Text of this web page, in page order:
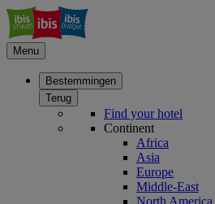
Menu
Bestemmingen
Terug
Find your hotel
Continent
Africa
Asia
Europe
Middle-East
North America